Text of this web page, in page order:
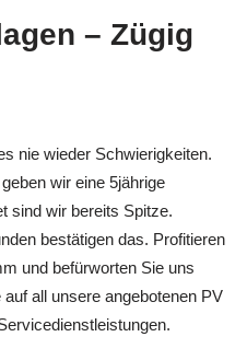
– Zügig
nie wieder Schwierigkeiten.
wir eine 5jährige
sind wir bereits Spitze.
bestätigen das. Profitieren
und befürworten Sie uns
all unsere angebotenen PV